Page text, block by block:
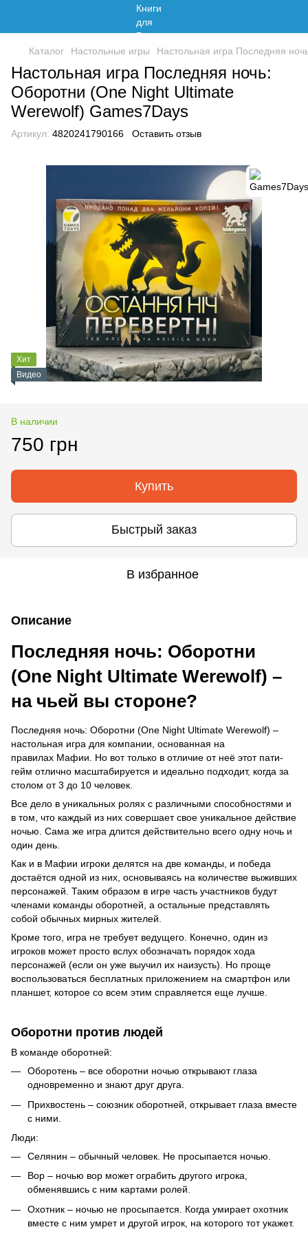
Каталог Настольные игры Настольная игра Последняя
Настольная игра Последняя ночь:
Оборотни (One Night Ultimate
Werewolf) Games7Days
Артикул: 4820241790166 Оставить отзыв
Хит
Видео
В наличии
750 грн
Купить
Быстрый заказ
В избранное
Описание
Последняя ночь: Оборотни
(One Night Ultimate Werewolf) –
на чьей вы стороне?
Последняя ночь: Оборотни (One Night Ultimate Werewolf) –
настольная игра для компании, основанная на
правилах Мафии. Но вот только в отличие от неё этот пати-
гейм отлично масштабируется и идеально подходит, когда за
столом от 3 до 10 человек.
Все дело в уникальных ролях с различными способностями и
в том, что каждый из них совершает свое уникальное действие
ночью. Сама же игра длится действительно всего одну ночь и
один день.
Как и в Мафии игроки делятся на две команды, и победа
достаётся одной из них, основываясь на количестве выживших
персонажей. Таким образом в игре часть участников будут
членами команды оборотней, а остальные представлять
собой обычных мирных жителей.
Кроме того, игра не требует ведущего. Конечно, один из
игроков может просто вслух обозначать порядок хода
персонажей (если он уже выучил их наизусть). Но проще
воспользоваться бесплатных приложением на смартфон или
планшет, которое со всем этим справляется еще лучше.
Оборотни против людей
В команде оборотней:
Оборотень – все оборотни ночью открывают глаза
одновременно и знают друг друга.
Прихвостень – союзник оборотней, открывает глаза вместе
с ними.
Люди:
Селянин – обычный человек. Не просыпается ночью.
Вор – ночью вор может ограбить другого игрока,
обменявшись с ним картами ролей.
Охотник – ночью не просыпается. Когда умирает охотник
вместе с ним умрет и другой игрок, на которого тот укажет.